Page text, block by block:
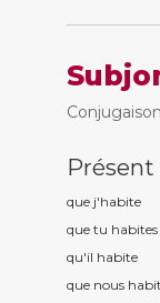
Présent
que j'habite
que tu habites
qu'il habite
que nous habit